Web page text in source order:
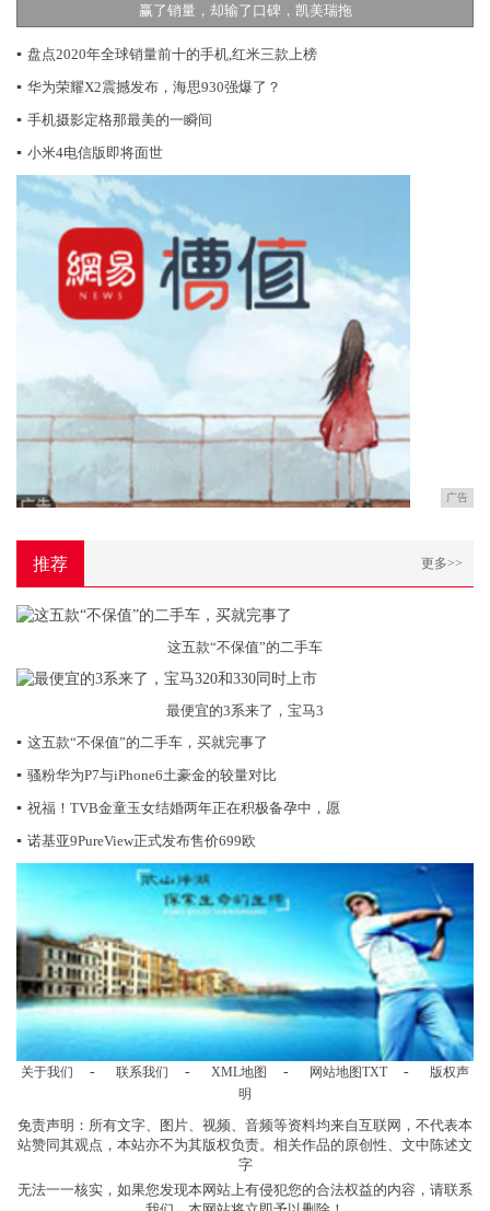
赢了销量，却输了口碑，凯美瑞拖
▪ 盘点2020年全球销量前十的手机,红米三款上榜
▪ 华为荣耀X2震撼发布，海思930强爆了？
▪ 手机摄影定格那最美的一瞬间
▪ 小米4电信版即将面世
广告
推荐 更多>>
这五款“不保值”的二手车
最便宜的3系来了，宝马3
▪ 这五款“不保值”的二手车，买就完事了
▪ 骚粉华为P7与iPhone6土豪金的较量对比
▪ 祝福！TVB金童玉女结婚两年正在积极备孕中，愿
▪ 诺基亚9PureView正式发布售价699欧
关于我们 - 联系我们 - XML地图 - 网站地图TXT -
版权声
明
免责声明：所有文字、图片、视频、音频等资料均来自互联网，不代表本
站赞同其观点，本站亦不为其版权负责。相关作品的原创性、文中陈述文
字
无法一一核实，如果您发现本网站上有侵犯您的合法权益的内容，请联系